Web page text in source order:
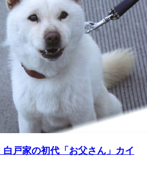
白戸家の初代「お父さん」カイ